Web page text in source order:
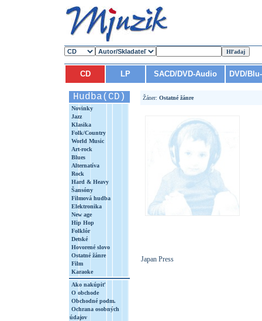
CD LP SACD/DVD-Audio DVD/
Hudba(CD)
Novinky
Jazz
Klasika
Folk/Country
World Music
Art-rock
Blues
Alternatíva
Rock
Hard & Heavy
Šansóny
Filmová hudba
Elektronika
New age
Hip Hop
Folklór
Detské
Hovorené slovo
Ostatné žánre
Film
Karaoke
Ako nakúpiť
O obchode
Obchodné podm.
Ochrana osobných
údajov
Žáner: Ostatné žánre
Japan Press